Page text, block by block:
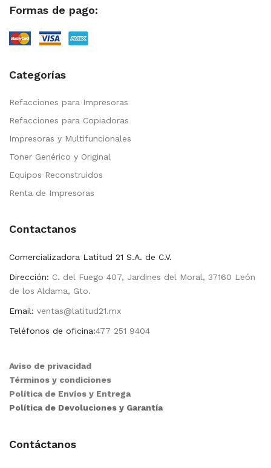
Formas de pago:
Categorías
Refacciones para Impresoras
Refacciones para Copiadoras
Impresoras y Multifuncionales
Toner Genérico y Original
Equipos Reconstruidos
Renta de Impresoras
Contactanos
Comercializadora Latitud 21 S.A. de C.V.
Dirección: C. del Fuego 407, Jardines del Moral, 37160 León
de los Aldama, Gto.
Email: ventas@latitud21.mx
Teléfonos de oficina:477 251 9404
Aviso de privacidad
Términos y condiciones
Política de Envíos y Entrega
Política de Devoluciones y Garantía
Contáctanos